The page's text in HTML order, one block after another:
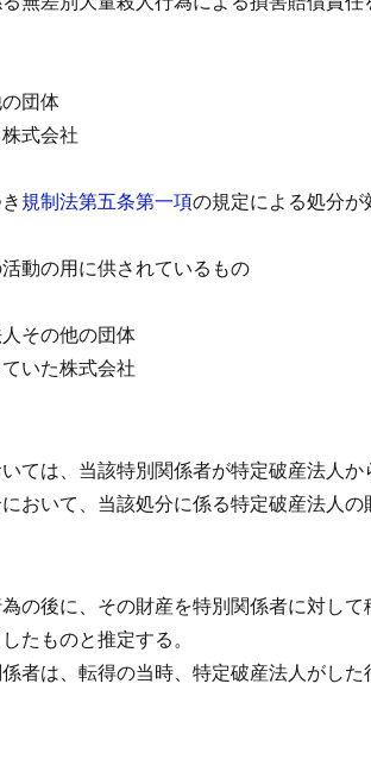
団体
式会社
規制法第五条第一項の規定による処分が
動の用に供されているもの
その他の団体
いた株式会社
ては、当該特別関係者が特定破産法人か
おいて、当該処分に係る特定破産法人の
の後に、その財産を特別関係者に対して
たものと推定する。
者は、転得の当時、特定破産法人がし